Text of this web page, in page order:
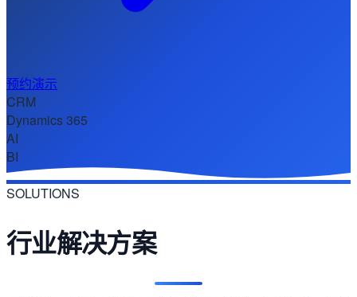
预约演示
CRM
Dynamics 365
AI
BI
SOLUTIONS
行业解决方案